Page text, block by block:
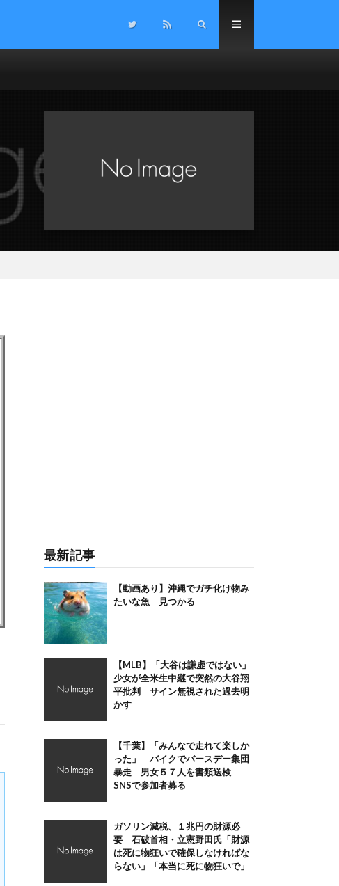
最新記事
【動画あり】沖縄でガチ化け物み
たいな魚 見つかる
【MLB】「大谷は謙虚ではない」
少女が全米生中継で突然の大谷翔
平批判 サイン無視された過去明
かす
【千葉】「みんなで走れて楽しか
った」 バイクでバースデー集団
暴走 男女５７人を書類送検
SNSで参加者募る
ガソリン減税、１兆円の財源必
要 石破首相・立憲野田氏「財源
は死に物狂いで確保しなければな
らない」「本当に死に物狂いで」